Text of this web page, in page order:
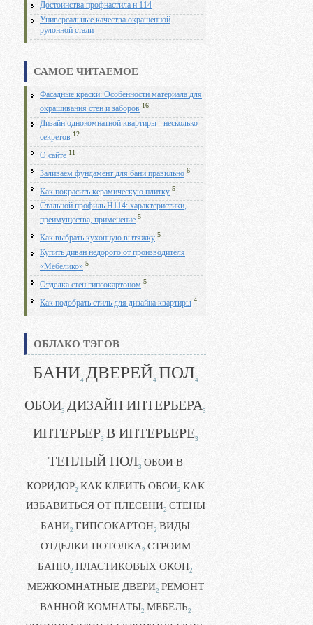
Достоинства профнастила н 114
Универсальные качества окрашенной
рулонной стали
САМОЕ ЧИТАЕМОЕ
Фасадные краски: Особенности материала для
окрашивания стен и заборов 16
Дизайн однокомнатной квартиры - несколько
секретов 12
О сайте 11
Заливаем фундамент для бани правильно 6
Как покрасить керамическую плитку 5
Стальной профиль Н114: характеристики,
преимущества, применение 5
Как выбрать кухонную вытяжку 5
Купить диван недорого от производителя
«Мебелико» 5
Отделка стен гипсокартоном 5
Как подобрать стиль для дизайна квартиры 4
ОБЛАКО ТЭГОВ
БАНИ4 ДВЕРЕЙ4 ПОЛ4
ОБОИ3 ДИЗАЙН ИНТЕРЬЕРА3
ИНТЕРЬЕР3 В ИНТЕРЬЕРЕ3
ТЕПЛЫЙ ПОЛ3 ОБОИ В
КОРИДОР2 КАК КЛЕИТЬ ОБОИ2 КАК
ИЗБАВИТЬСЯ ОТ ПЛЕСЕНИ2 СТЕНЫ
БАНИ2 ГИПСОКАРТОН2 ВИДЫ
ОТДЕЛКИ ПОТОЛКА2 СТРОИМ
БАНЮ2 ПЛАСТИКОВЫХ ОКОН2
МЕЖКОМНАТНЫЕ ДВЕРИ2 РЕМОНТ
ВАННОЙ КОМНАТЫ2 МЕБЕЛЬ2